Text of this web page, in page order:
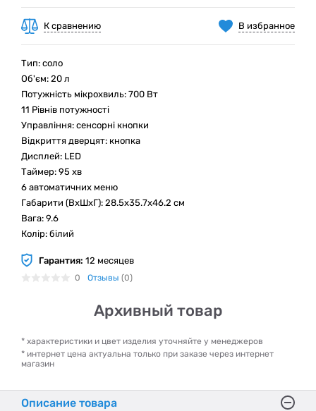
В избранное
К сравнению
Тип: соло
Об'єм: 20 л
Потужність мікрохвиль: 700 Вт
11 Рівнів потужності
Управління: сенсорні кнопки
Відкриття дверцят: кнопка
Дисплей: LED
Таймер: 95 хв
6 автоматичних меню
Габарити (ВхШхГ): 28.5x35.7x46.2 см
Вага: 9.6
Колір: білий
Гарантия: 12 месяцев
0 Отзывы (0)
Архивный товар
* характеристики и цвет изделия уточняйте у менеджеров
* интернет цена актуальна только при заказе через интернет
магазин
Описание товара